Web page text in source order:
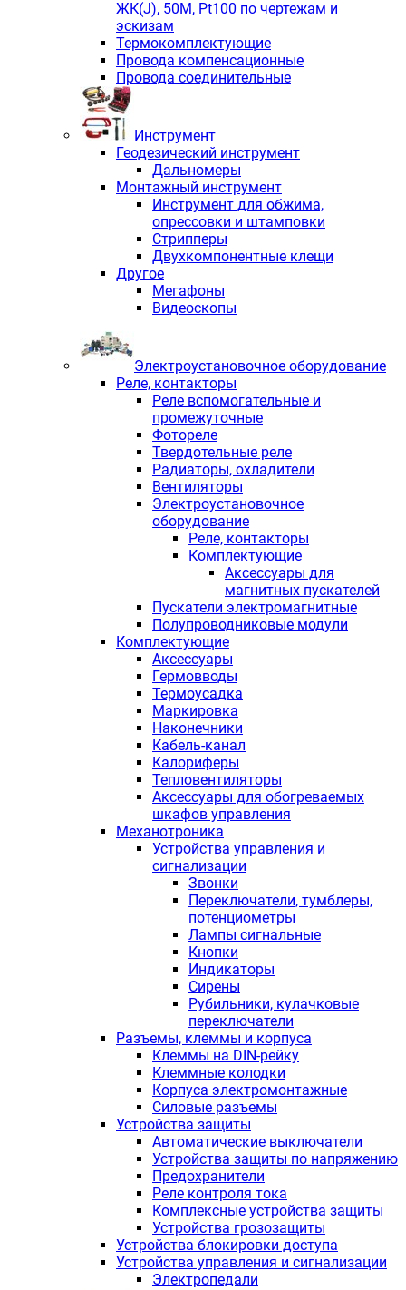
ЖК(J), 50М, Pt100 по чертежам и
эскизам
Термокомплектующие
Провода компенсационные
Провода соединительные
Инструмент
Геодезический инструмент
Дальномеры
Монтажный инструмент
Инструмент для обжима,
опрессовки и штамповки
Стрипперы
Двухкомпонентные клещи
Другое
Мегафоны
Видеоскопы
Электроустановочное оборудование
Реле, контакторы
Реле вспомогательные и
промежуточные
Фотореле
Твердотельные реле
Радиаторы, охладители
Вентиляторы
Электроустановочное
оборудование
Реле, контакторы
Комплектующие
Аксессуары для
магнитных пускателей
Пускатели электромагнитные
Полупроводниковые модули
Комплектующие
Аксессуары
Гермовводы
Термоусадка
Маркировка
Наконечники
Кабель-канал
Калориферы
Тепловентиляторы
Аксессуары для обогреваемых
шкафов управления
Механотроника
Устройства управления и
сигнализации
Звонки
Переключатели, тумблеры,
потенциометры
Лампы сигнальные
Кнопки
Индикаторы
Сирены
Рубильники, кулачковые
переключатели
Разъемы, клеммы и корпуса
Клеммы на DIN-рейку
Клеммные колодки
Корпуса электромонтажные
Силовые разъемы
Устройства защиты
Автоматические выключатели
Устройства защиты по напряжению
Предохранители
Реле контроля тока
Комплексные устройства защиты
Устройства грозозащиты
Устройства блокировки доступа
Устройства управления и сигнализации
Электропедали